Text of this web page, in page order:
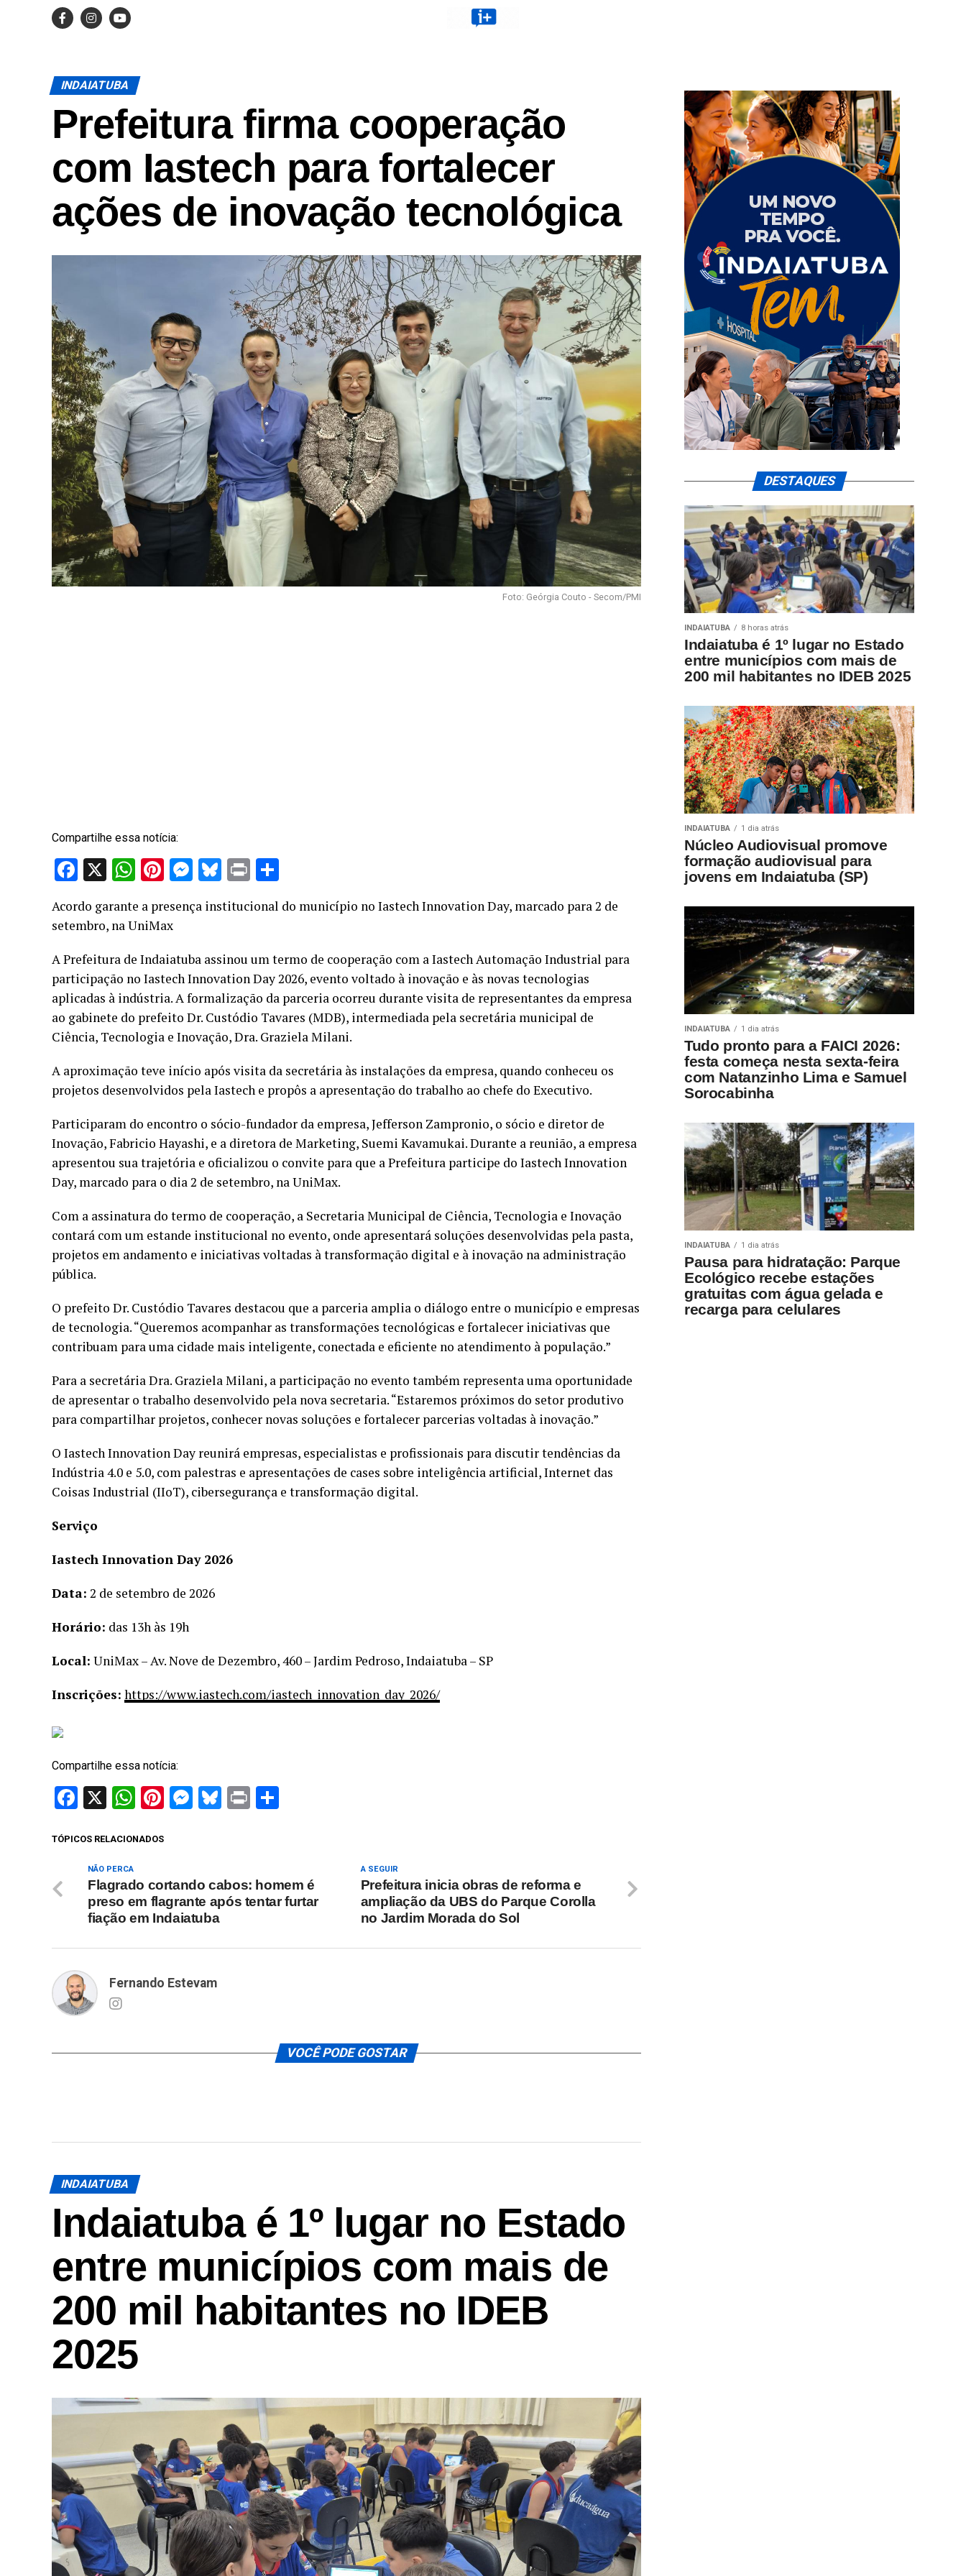
INDAIATUBA
Prefeitura firma cooperação
com Iastech para fortalecer
ações de inovação tecnológica
Foto: Geórgia Couto - Secom/PMI
Compartilhe essa notícia:
Facebook
X WhatsApp
Pinterest
Messenger
Bluesky
Print
Acordo garante a presença institucional do município no Iastech Innovation Day, marcado para 2 de
setembro, na UniMax
A Prefeitura de Indaiatuba assinou um termo de cooperação com a Iastech Automação Industrial para
participação no Iastech Innovation Day 2026, evento voltado à inovação e às novas tecnologias
aplicadas à indústria. A formalização da parceria ocorreu durante visita de representantes da empresa
ao gabinete do prefeito Dr. Custódio Tavares (MDB), intermediada pela secretária municipal de
Ciência, Tecnologia e Inovação, Dra. Graziela Milani.
A aproximação teve início após visita da secretária às instalações da empresa, quando conheceu os
projetos desenvolvidos pela Iastech e propôs a apresentação do trabalho ao chefe do Executivo.
Participaram do encontro o sócio-fundador da empresa, Jefferson Zampronio, o sócio e diretor de
Inovação, Fabricio Hayashi, e a diretora de Marketing, Suemi Kavamukai. Durante a reunião, a empresa
apresentou sua trajetória e oficializou o convite para que a Prefeitura participe do Iastech Innovation
Day, marcado para o dia 2 de setembro, na UniMax.
Com a assinatura do termo de cooperação, a Secretaria Municipal de Ciência, Tecnologia e Inovação
contará com um estande institucional no evento, onde apresentará soluções desenvolvidas pela pasta,
projetos em andamento e iniciativas voltadas à transformação digital e à inovação na administração
pública.
O prefeito Dr. Custódio Tavares destacou que a parceria amplia o diálogo entre o município e empresas
de tecnologia. “Queremos acompanhar as transformações tecnológicas e fortalecer iniciativas que
contribuam para uma cidade mais inteligente, conectada e eficiente no atendimento à população.”
Para a secretária Dra. Graziela Milani, a participação no evento também representa uma oportunidade
de apresentar o trabalho desenvolvido pela nova secretaria. “Estaremos próximos do setor produtivo
para compartilhar projetos, conhecer novas soluções e fortalecer parcerias voltadas à inovação.”
O Iastech Innovation Day reunirá empresas, especialistas e profissionais para discutir tendências da
Indústria 4.0 e 5.0, com palestras e apresentações de cases sobre inteligência artificial, Internet das
Coisas Industrial (IIoT), cibersegurança e transformação digital.
Serviço
Iastech Innovation Day 2026
Data: 2 de setembro de 2026
Horário: das 13h às 19h
Local: UniMax – Av. Nove de Dezembro, 460 – Jardim Pedroso, Indaiatuba – SP
Inscrições: https://www.iastech.com/iastech_innovation_day_2026/
Compartilhe essa notícia:
Facebook
X WhatsApp
Pinterest
Messenger
Bluesky
Print
TÓPICOS RELACIONADOS
A SEGUIR
Prefeitura inicia obras de reforma e
ampliação da UBS do Parque Corolla
no Jardim Morada do Sol
NÃO PERCA
Flagrado cortando cabos: homem é
preso em flagrante após tentar furtar
fiação em Indaiatuba
Fernando Estevam
VOCÊ PODE GOSTAR
INDAIATUBA
Indaiatuba é 1º lugar no Estado
entre municípios com mais de
200 mil habitantes no IDEB
2025
DESTAQUES
INDAIATUBA 8 horas atrás
Indaiatuba é 1º lugar no Estado
entre municípios com mais de
200 mil habitantes no IDEB 2025
INDAIATUBA 1 dia atrás
Núcleo Audiovisual promove
formação audiovisual para
jovens em Indaiatuba (SP)
INDAIATUBA 1 dia atrás
Tudo pronto para a FAICI 2026:
festa começa nesta sexta-feira
com Natanzinho Lima e Samuel
Sorocabinha
INDAIATUBA 1 dia atrás
Pausa para hidratação: Parque
Ecológico recebe estações
gratuitas com água gelada e
recarga para celulares